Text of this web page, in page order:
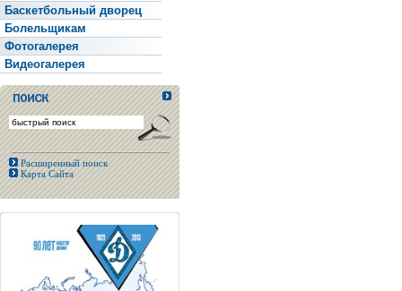
Баскетбольный дворец
Болельщикам
Фотогалерея
Видеогалерея
Расширенный поиск
Карта Сайта